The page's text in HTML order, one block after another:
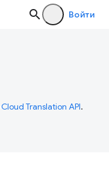
Войти
Cloud Translation API.